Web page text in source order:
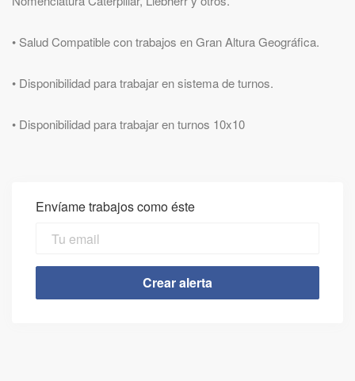
• Salud Compatible con trabajos en Gran Altura Geográfica.
• Disponibilidad para trabajar en sistema de turnos.
• Disponibilidad para trabajar en turnos 10x10
Envíame trabajos como éste